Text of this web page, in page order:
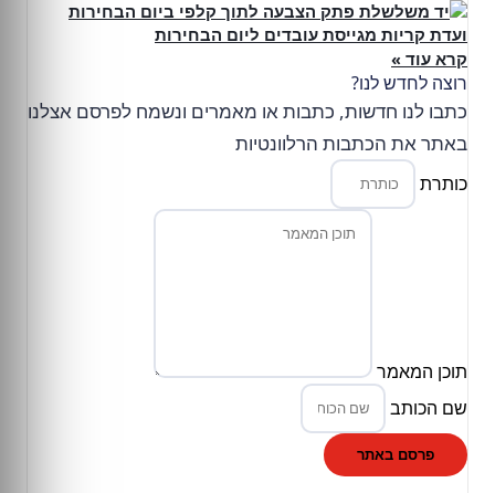
ועדת קריות מגייסת עובדים ליום הבחירות
קרא עוד »
רוצה לחדש לנו?
כתבו לנו חדשות, כתבות או מאמרים ונשמח לפרסם אצלנו
באתר את הכתבות הרלוונטיות
כותרת
תוכן המאמר
שם הכותב
פרסם באתר